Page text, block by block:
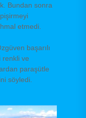
Bundan sonra
etmedi.
başarılı
renkli ve
paraşütle
söyledi.